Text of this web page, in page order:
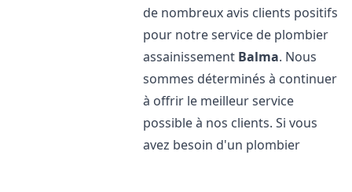
de nombreux avis clients positifs
pour notre service de plombier
assainissement Balma. Nous
sommes déterminés à continuer
à offrir le meilleur service
possible à nos clients. Si vous
avez besoin d'un plombier